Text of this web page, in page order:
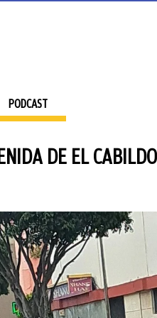
PODCAST
DE EL